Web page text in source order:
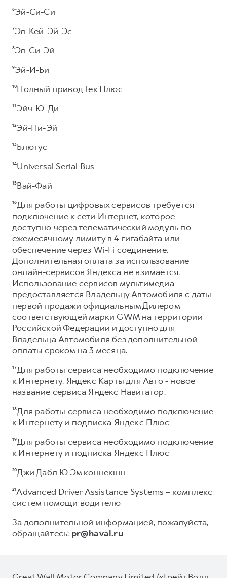
⁶Эй-Си-Си
⁷Эл-Кей-Эй-Эс
⁸Эл-Си-Эй
⁹Эй-И-Би
¹⁰Полный привод Тек Плюс
¹¹Эйч-Ю-Ди
¹²Эй-Пи-Эй
¹³Блютус
¹⁴Universal Serial Bus
¹⁵Вай-Фай
¹⁶Для работы цифровых сервисов требуется
подключение к сети Интернет, которое
доступно через телематический модуль по
ежемесячному лимиту в 4 гигабайта или
обеспечение через Wi-Fi соединение.
Дополнительная оплата за использование
онлайн-сервисов Яндекса не взимается.
Использование сервисов мультимедиа
предоставляется Владельцу Автомобиля с даты
первой продажи официальным Дилером
соответствующей марки GWM на территории
Российской Федерации и доступно для
Владельца Автомобиля без дополнительной
оплаты сроком на 3 месяца.
¹⁷Для работы сервиса необходимо подключение
к Интернету. Яндекс Карты для Авто - новое
название сервиса Яндекс Навигатор.
¹⁸Для работы сервиса необходимо подключение
к Интернету и подписка Яндекс Плюс
¹⁹Для работы сервиса необходимо подключение
к Интернету и подписка Яндекс Плюс
²⁰Джи Дабл Ю Эм коннекшн
²¹Advanced Driver Assistance Systems – комплекс
систем помощи водителю
За дополнительной информацией, пожалуйста,
обращайтесь: pr@haval.ru